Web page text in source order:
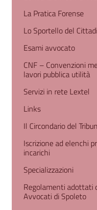
La Pratica Forense
Lo Sportello del
Esami avvocato
CNF – Convenzioni
lavori pubblica utilità
Servizi in rete Lextel
Links
Il Circondario del
Iscrizione ad elenchi
incarichi
Specializzazioni
Regolamenti adottati
Avvocati di Spoleto